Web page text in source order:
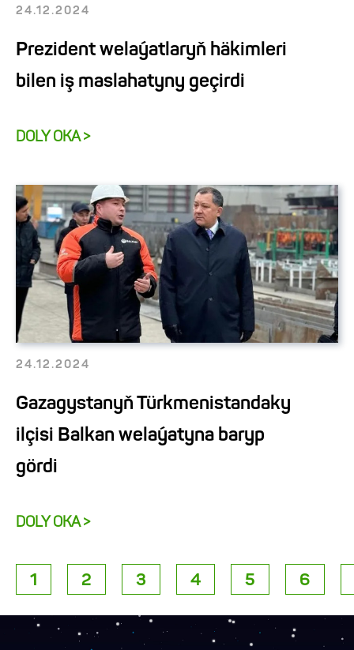
24.12.2024
Prezident welaýatlaryň häkimleri
bilen iş maslahatyny geçirdi
DOLY OKA >
24.12.2024
Gazagystanyň Türkmenistandaky
ilçisi Balkan welaýatyna baryp
gördi
DOLY OKA >
1 2 3 4 5 6